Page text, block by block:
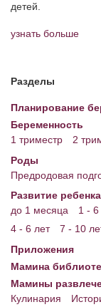
Энциклопедия
МАМИНА
Имена. Святцы
Мамина
Сервис.
Приложения
детей.
узнать больше
Разделы
Планирование
Беременность
1 триместр
2
Роды
Предродовая
Развитие ребенка
до 1 месяца
1 -
4 - 6 лет
7 - 10
Приложения
Мамина
Мамины
Кулинария